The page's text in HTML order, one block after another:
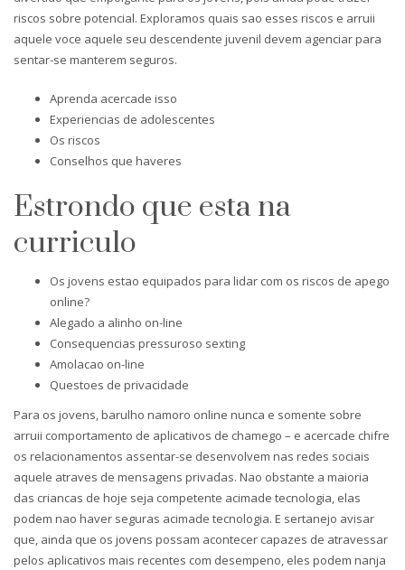
riscos sobre potencial. Exploramos quais sao esses riscos e arruii
aquele voce aquele seu descendente juvenil devem agenciar para
sentar-se manterem seguros.
Aprenda acercade isso
Experiencias de adolescentes
Os riscos
Conselhos que haveres
Estrondo que esta na
curriculo
Os jovens estao equipados para lidar com os riscos de apego
online?
Alegado a alinho on-line
Consequencias pressuroso sexting
Amolacao on-line
Questoes de privacidade
Para os jovens, barulho namoro online nunca e somente sobre
arruii comportamento de aplicativos de chamego – e acercade chifre
os relacionamentos assentar-se desenvolvem nas redes sociais
aquele atraves de mensagens privadas. Nao obstante a maioria
das criancas de hoje seja competente acimade tecnologia, elas
podem nao haver seguras acimade tecnologia. E sertanejo avisar
que, ainda que os jovens possam acontecer capazes de atravessar
pelos aplicativos mais recentes com desempeno, eles podem nanja